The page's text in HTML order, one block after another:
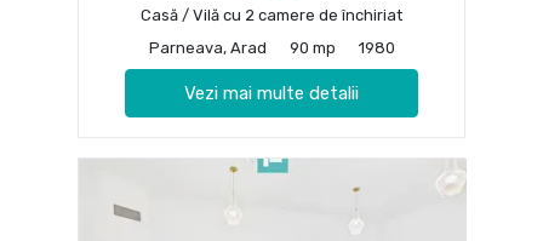
Casă / Vilă cu 2 camere de închiriat
Parneava, Arad
90 mp 1980
Vezi mai multe detalii